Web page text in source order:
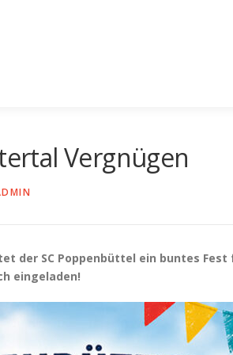
Vergnügen
der SC Poppenbüttel ein buntes
eingeladen!